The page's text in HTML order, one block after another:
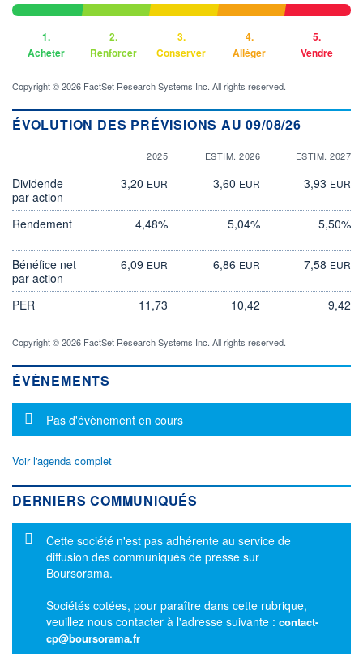
1.
Acheter
2.
Renforcer
3.
Conserver
4.
Alléger
5.
Vendre
Copyright © 2026 FactSet Research Systems Inc. All rights reserved.
ÉVOLUTION DES PRÉVISIONS AU 09/08/26
2025 ESTIM. 2026 ESTIM. 2027
Dividende
par action
3,20 EUR 3,60 EUR 3,93 EUR
Rendement 4,48% 5,04% 5,50%
Bénéfice net
par action
6,09 EUR 6,86 EUR 7,58 EUR
PER 11,73 10,42 9,42
Copyright © 2026 FactSet Research Systems Inc. All rights reserved.
ÉVÈNEMENTS
Message d'information
Pas d'évènement en cours
Voir l'agenda complet
DERNIERS COMMUNIQUÉS
Message d'information
Cette société n'est pas adhérente au service de
diffusion des communiqués de presse sur
Boursorama.
Sociétés cotées, pour paraître dans cette rubrique,
veuillez nous contacter à l'adresse suivante : contact-
cp@boursorama.fr